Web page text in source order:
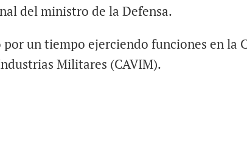
del ministro de la Defensa.
por un tiempo ejerciendo funciones en la
Militares (CAVIM).